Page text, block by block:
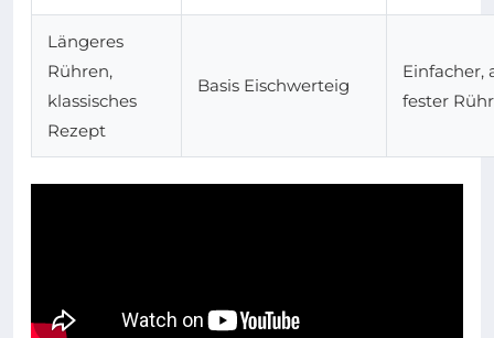
Längeres
Rühren,
klassisches
Rezept
Basis Eischwerteig
Einfacher,
fester